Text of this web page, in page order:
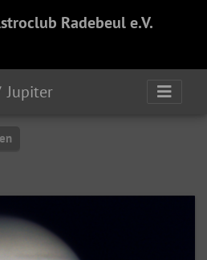
Radebeul e.V.
Jupiter